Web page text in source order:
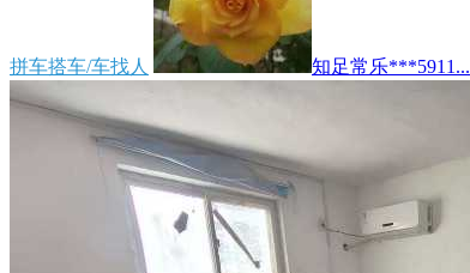
拼车搭车/车找人 知足常乐***5911...